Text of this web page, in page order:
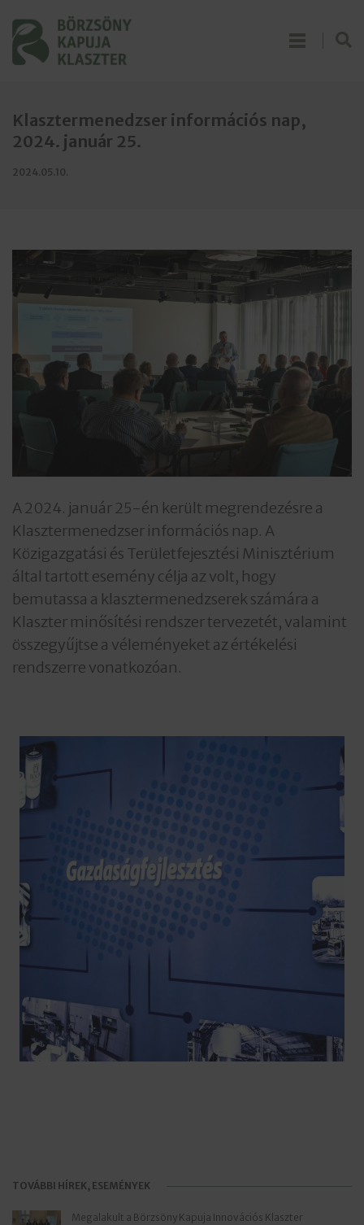
Klasztermenedzser információs nap,
2024. január 25.
2024.05.10.
A 2024. január 25-én került megrendezésre a
Klasztermenedzser információs nap. A
Közigazgatási és Területfejesztési Minisztérium
által tartott esemény célja az volt, hogy
bemutassa a klasztermenedzserek számára a
Klaszter minősítési rendszer tervezetét, valamint
összegyűjtse a véleményeket az értékelési
rendszerre vonatkozóan.
TOVÁBBI HÍREK, ESEMÉNYEK
Megalakult a Börzsöny Kapuja Innovációs Klaszter